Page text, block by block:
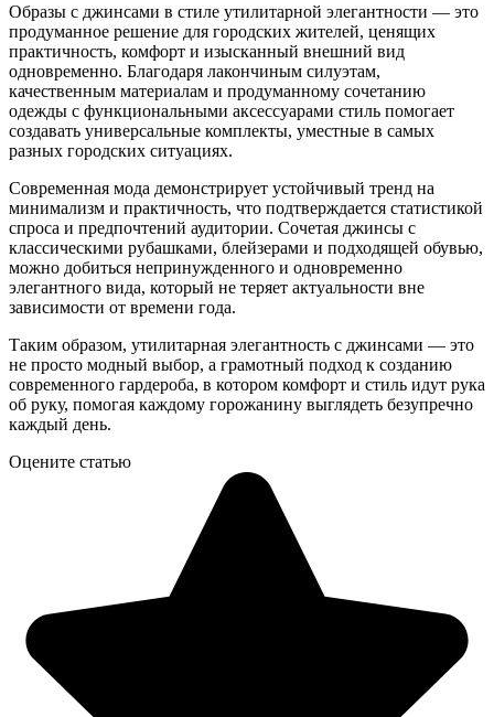
Образы с джинсами в стиле утилитарной элегантности — это
продуманное решение для городских жителей, ценящих
практичность, комфорт и изысканный внешний вид
одновременно. Благодаря лакончиным силуэтам,
качественным материалам и продуманному сочетанию
одежды с функциональными аксессуарами стиль помогает
создавать универсальные комплекты, уместные в самых
разных городских ситуациях.
Современная мода демонстрирует устойчивый тренд на
минимализм и практичность, что подтверждается статистикой
спроса и предпочтений аудитории. Сочетая джинсы с
классическими рубашками, блейзерами и подходящей обувью,
можно добиться непринужденного и одновременно
элегантного вида, который не теряет актуальности вне
зависимости от времени года.
Таким образом, утилитарная элегантность с джинсами — это
не просто модный выбор, а грамотный подход к созданию
современного гардероба, в котором комфорт и стиль идут рука
об руку, помогая каждому горожанину выглядеть безупречно
каждый день.
Оцените статью